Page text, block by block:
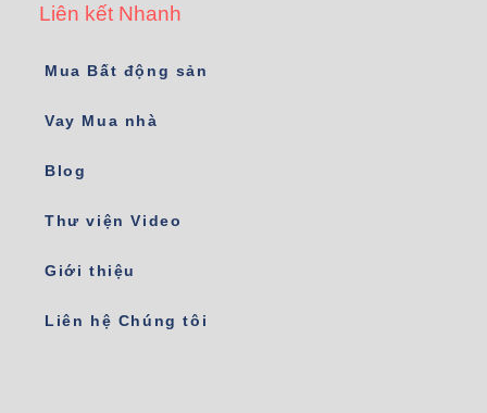
Liên kết Nhanh
Mua Bất động sản
Vay Mua nhà
Blog
Thư viện Video
Giới thiệu
Liên hệ Chúng tôi